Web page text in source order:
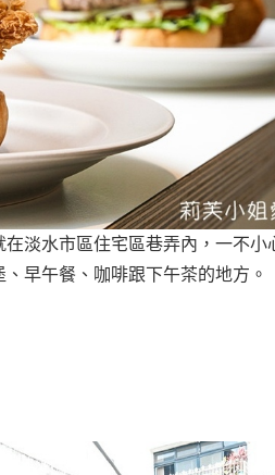
淡水市區住宅區巷弄內，一不小
早午餐、咖啡跟下午茶的地方。